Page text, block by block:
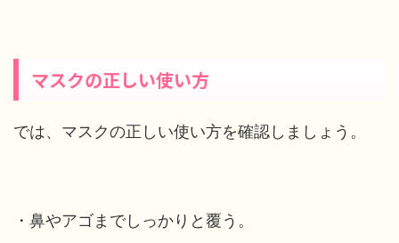
マスクの正しい使い方
では、マスクの正しい使い方を確認しましょう。
・鼻やアゴまでしっかりと覆う。